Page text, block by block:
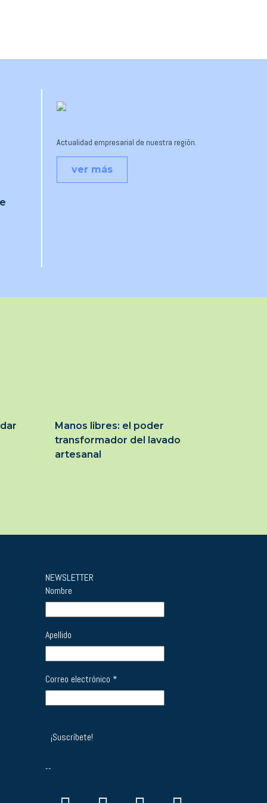
Actualidad empresarial de nuestra región.
ver más
Manos libres: el poder
transformador del lavado
artesanal
NEWSLETTER
Nombre
Apellido
Correo electrónico *
--